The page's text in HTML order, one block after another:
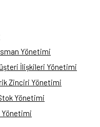
Yönetimi
İlişkileri Yönetimi
Zinciri Yönetimi
Yönetimi
Yönetimi